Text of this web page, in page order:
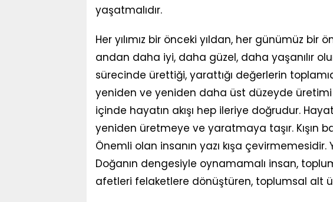
yaşatmalıdır.
Her yılımız bir önceki yıldan, her günümüz bir
andan daha iyi, daha güzel, daha yaşanılır
sürecinde ürettiği, yarattığı değerlerin
yeniden ve yeniden daha üst düzeyde üretimi
içinde hayatın akışı hep ileriye doğrudur.
yeniden üretmeye ve yaratmaya taşır. Kışın
Önemli olan insanın yazı kışa çevirmemesidir.
Doğanın dengesiyle oynamamalı insan,
afetleri felaketlere dönüştüren, toplumsal alt